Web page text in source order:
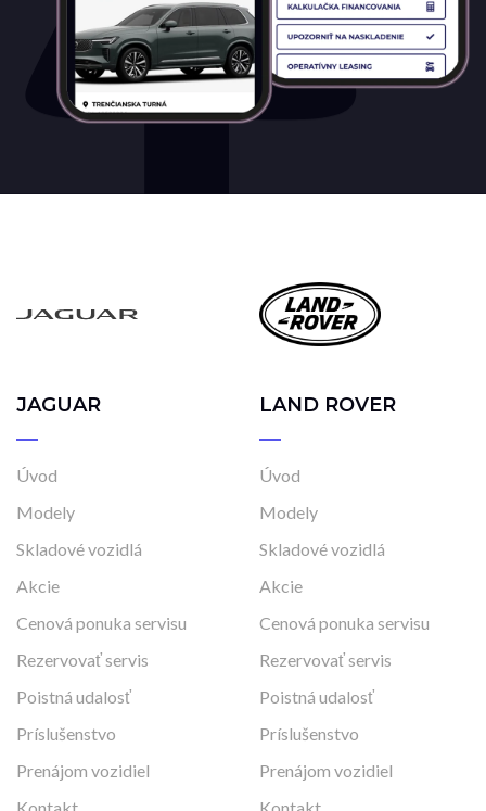
JAGUAR
Úvod
Modely
Skladové vozidlá
Akcie
Cenová ponuka servisu
Rezervovať servis
Poistná udalosť
Príslušenstvo
Prenájom vozidiel
Kontakt
LAND ROVER
Úvod
Modely
Skladové vozidlá
Akcie
Cenová ponuka servisu
Rezervovať servis
Poistná udalosť
Príslušenstvo
Prenájom vozidiel
Kontakt